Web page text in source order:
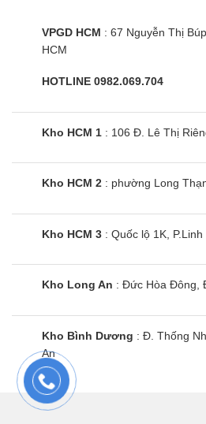
Bếp từ đôi Arber AB-367A
VPGD HCM : 67 Nguyễn Thị
HCM
HOTLINE 0982.069.704
Kho HCM 1 : 106 Đ. Lê Thị
Kho HCM 2 : phường Long
Kho HCM 3 : Quốc lộ 1K,
Kho Long An : Đức Hòa Đông,
Kho Bình Dương : Đ. Thống
An